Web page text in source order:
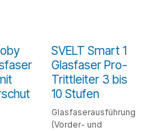
SVELT Smart 1
Glasfaser Pro-
Trittleiter 3 bis
10 Stufen
Glasfaserausführung
(Vorder- und